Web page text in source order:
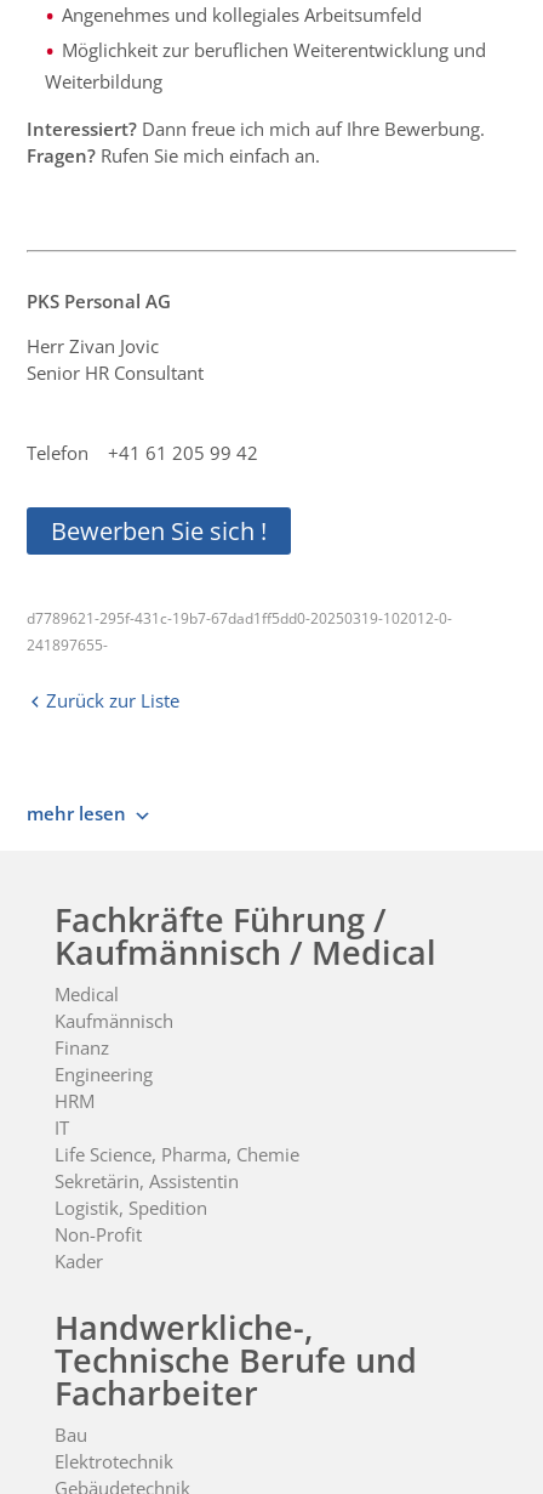
Angenehmes und kollegiales Arbeitsumfeld
Möglichkeit zur beruflichen Weiterentwicklung und
Weiterbildung
Interessiert? Dann freue ich mich auf Ihre Bewerbung.
Fragen? Rufen Sie mich einfach an.
PKS Personal AG
Herr Zivan Jovic
Senior HR Consultant
Telefon +41 61 205 99 42
Bewerben Sie sich !
d7789621-295f-431c-19b7-67dad1ff5dd0-20250319-102012-0-
241897655-
Zurück zur Liste
mehr lesen
Fachkräfte Führung /
Kaufmännisch / Medical
Medical
Kaufmännisch
Finanz
Engineering
HRM
IT
Life Science, Pharma, Chemie
Sekretärin, Assistentin
Logistik, Spedition
Non-Profit
Kader
Handwerkliche-,
Technische Berufe und
Facharbeiter
Bau
Elektrotechnik
Gebäudetechnik